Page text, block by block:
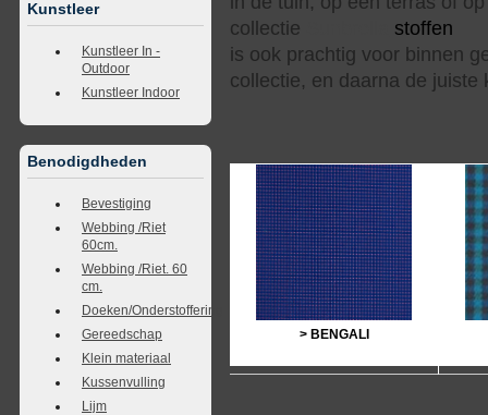
Kunstleer
Kunstleer In -
Outdoor
Kunstleer Indoor
Benodigdheden
Bevestiging
Webbing /Riet
60cm.
Webbing /Riet. 60
cm.
Doeken/Onderstoffering
Gereedschap
Klein materiaal
Kussenvulling
Lijm
collectie
is ook prachtig voor binnen
collectie, en daarna de
> BENGALI